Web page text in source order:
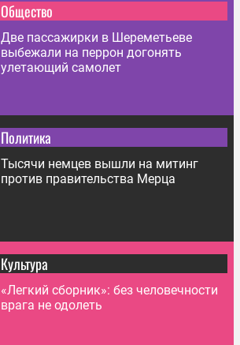
Общество
Две пассажирки в Шереметьеве
выбежали на перрон догонять
улетающий самолет
Политика
Тысячи немцев вышли на митинг
против правительства Мерца
Культура
«Легкий сборник»: без человечности
врага не одолеть